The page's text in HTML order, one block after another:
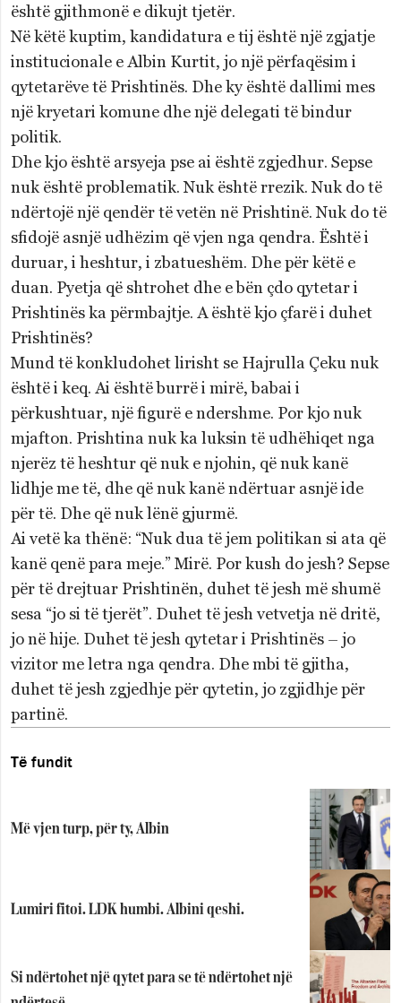
është gjithmonë e dikujt tjetër.
Në këtë kuptim, kandidatura e tij është një zgjatje
institucionale e Albin Kurtit, jo një përfaqësim i
qytetarëve të Prishtinës. Dhe ky është dallimi mes
një kryetari komune dhe një delegati të bindur
politik.
Dhe kjo është arsyeja pse ai është zgjedhur. Sepse
nuk është problematik. Nuk është rrezik. Nuk do të
ndërtojë një qendër të vetën në Prishtinë. Nuk do të
sfidojë asnjë udhëzim që vjen nga qendra. Është i
duruar, i heshtur, i zbatueshëm. Dhe për këtë e
duan. Pyetja që shtrohet dhe e bën çdo qytetar i
Prishtinës ka përmbajtje. A është kjo çfarë i duhet
Prishtinës?
Mund të konkludohet lirisht se Hajrulla Çeku nuk
është i keq. Ai është burrë i mirë, babai i
përkushtuar, një figurë e ndershme. Por kjo nuk
mjafton. Prishtina nuk ka luksin të udhëhiqet nga
njerëz të heshtur që nuk e njohin, që nuk kanë
lidhje me të, dhe që nuk kanë ndërtuar asnjë ide
për të. Dhe që nuk lënë gjurmë.
Ai vetë ka thënë: “Nuk dua të jem politikan si ata që
kanë qenë para meje.” Mirë. Por kush do jesh? Sepse
për të drejtuar Prishtinën, duhet të jesh më shumë
sesa “jo si të tjerët”. Duhet të jesh vetvetja në dritë,
jo në hije. Duhet të jesh qytetar i Prishtinës – jo
vizitor me letra nga qendra. Dhe mbi të gjitha,
duhet të jesh zgjedhje për qytetin, jo zgjidhje për
partinë.
Të fundit
Më vjen turp, për ty, Albin
Lumiri fitoi. LDK humbi. Albini qeshi.
Si ndërtohet një qytet para se të ndërtohet një